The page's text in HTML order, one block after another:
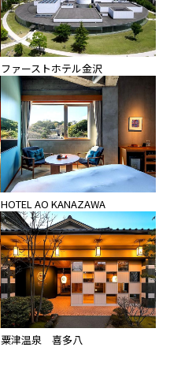
ファーストホテル金沢
HOTEL AO KANAZAWA
粟津温泉 喜多八